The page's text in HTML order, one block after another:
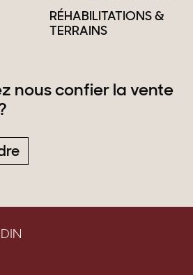
RÉHABILITATIONS &
TERRAINS
nous confier la vente